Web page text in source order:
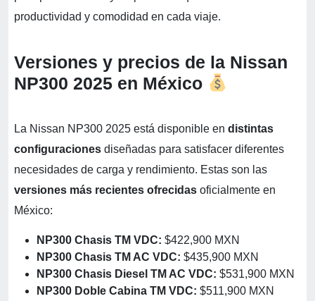
productividad y comodidad en cada viaje.
Versiones y precios de la Nissan
NP300 2025 en México
La Nissan NP300 2025 está disponible en distintas
configuraciones diseñadas para satisfacer diferentes
necesidades de carga y rendimiento. Estas son las
versiones más recientes ofrecidas oficialmente en
México:
NP300 Chasis TM VDC: $422,900 MXN
NP300 Chasis TM AC VDC: $435,900 MXN
NP300 Chasis Diesel TM AC VDC: $531,900 MXN
NP300 Doble Cabina TM VDC: $511,900 MXN